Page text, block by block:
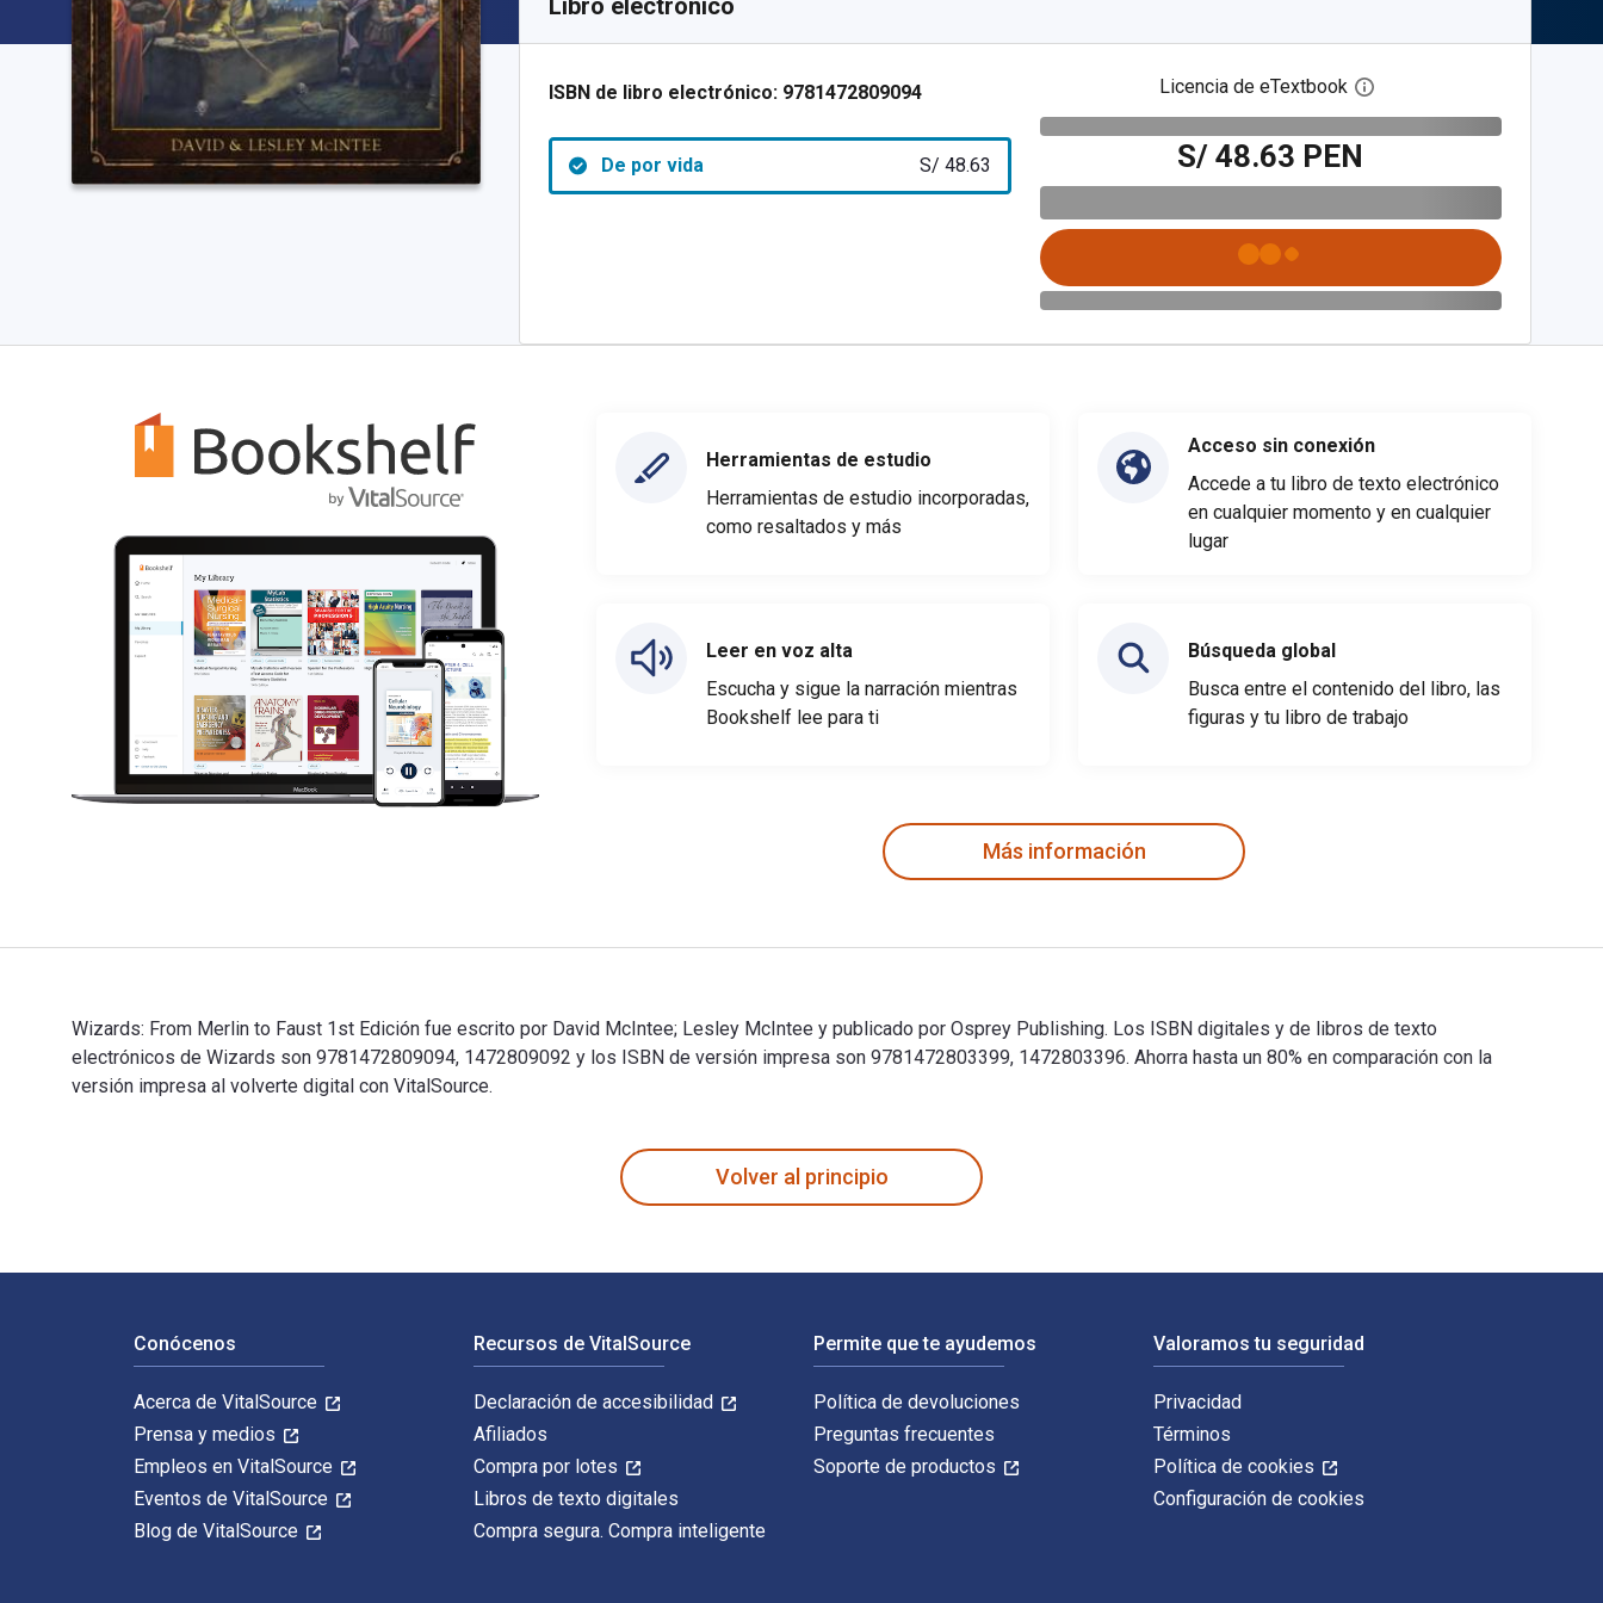
Libro electrónico
ISBN de libro electrónico: 9781472809094
De por vida S/ 48.63
Licencia de eTextbook Abre el cuadro de diálogo
S/ 48.63 PEN
Herramientas de estudio
Herramientas de estudio incorporadas,
como resaltados y más
Leer en voz alta
Escucha y sigue la narración mientras
Bookshelf lee para ti
Acceso sin conexión
Accede a tu libro de texto electrónico
en cualquier momento y en cualquier
lugar
Búsqueda global
Busca entre el contenido del libro, las
figuras y tu libro de trabajo
Más información
Wizards: From Merlin to Faust 1st Edición fue escrito por David McIntee; Lesley McIntee y publicado por Osprey Publishing. Los ISBN digitales y de libros de texto
electrónicos de Wizards son 9781472809094, 1472809092 y los ISBN de versión impresa son 9781472803399, 1472803396. Ahorra hasta un 80% en comparación con la
versión impresa al volverte digital con VitalSource.
Volver al principio
Conócenos
Acerca de VitalSource
Prensa y medios
Empleos en VitalSource
Eventos de VitalSource
Blog de VitalSource
Recursos de VitalSource
Declaración de accesibilidad
Afiliados
Compra por lotes
Libros de texto digitales
Compra segura. Compra inteligente
Permite que te ayudemos
Política de devoluciones
Preguntas frecuentes
Soporte de productos
Valoramos tu seguridad
Privacidad
Términos
Política de cookies
Configuración de cookies